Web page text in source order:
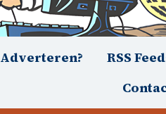
Adverteren?
RSS